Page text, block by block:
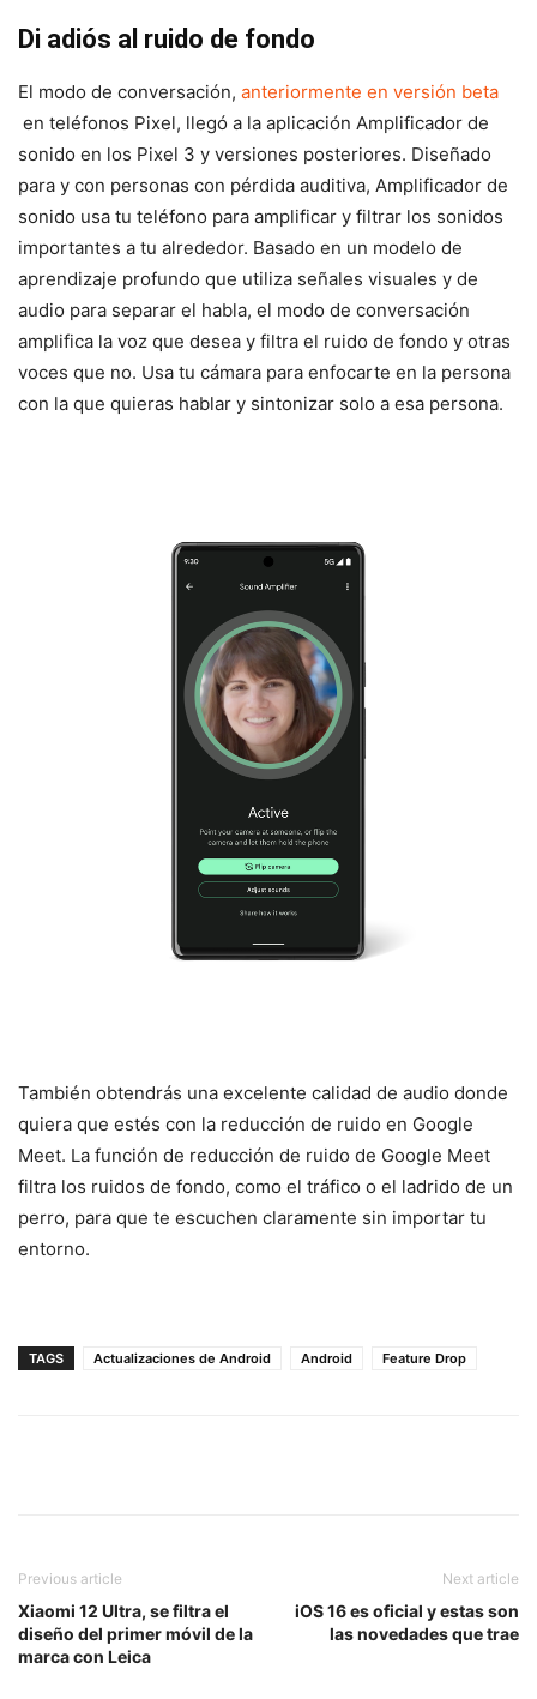
Di adiós al ruido de fondo
El modo de conversación, anteriormente en versión beta
en teléfonos Pixel, llegó a la aplicación Amplificador de
sonido en los Pixel 3 y versiones posteriores. Diseñado
para y con personas con pérdida auditiva, Amplificador de
sonido usa tu teléfono para amplificar y filtrar los sonidos
importantes a tu alrededor. Basado en un modelo de
aprendizaje profundo que utiliza señales visuales y de
audio para separar el habla, el modo de conversación
amplifica la voz que desea y filtra el ruido de fondo y otras
voces que no. Usa tu cámara para enfocarte en la persona
con la que quieras hablar y sintonizar solo a esa persona.
También obtendrás una excelente calidad de audio donde
quiera que estés con la reducción de ruido en Google
Meet. La función de reducción de ruido de Google Meet
filtra los ruidos de fondo, como el tráfico o el ladrido de un
perro, para que te escuchen claramente sin importar tu
entorno.
TAGS Actualizaciones de Android Android Feature Drop
Previous article
Xiaomi 12 Ultra, se filtra el
diseño del primer móvil de la
marca con Leica
Next article
iOS 16 es oficial y estas son
las novedades que trae